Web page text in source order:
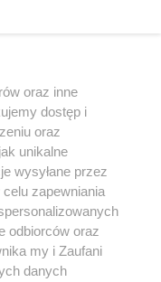
a za
oraz inne
dostęp i
oraz
unikalne
wysyłane przez
zapewniania
odbiorców oraz
my i Zaufani
danych